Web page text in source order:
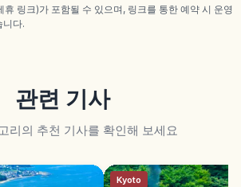
휴 링크)가 포함될 수 있으며, 링크를 통한 예약 시 운영
니다.
관련 기사
리의 추천 기사를 확인해 보세요
Kyoto